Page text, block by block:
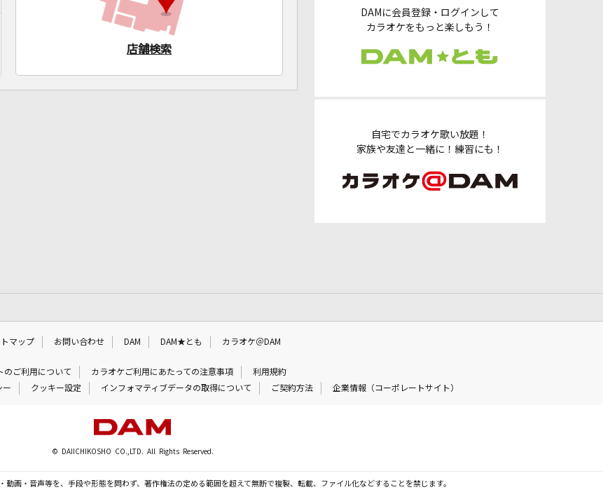
DAMに会員登録・ログインして
カラオケをもっと楽しもう！
自宅でカラオケ歌い放題！
家族や友達と一緒に！練習にも！
店舗検索
マップ お問い合わせ DAM DAM★とも カラオケ＠DAM
のご利用について カラオケご利用にあたっての注意事項
利用規約
ー クッキー設定 インフォマティブデータの取得について ご契約方法 企業情報（コーポレートサイト）
© DAIICHIKOSHO CO.,LTD. All Rights Reserved.
動画・音声等を、手段や形態を問わず、著作権法の定める範囲を超えて無断で複製、転載、ファイル化などすることを禁じます。